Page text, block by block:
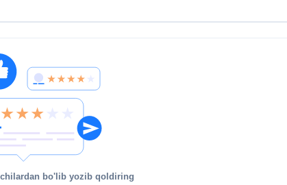
bo'lib yozib qoldiring